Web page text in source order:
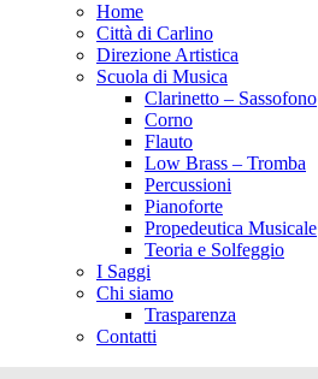
Home
Città di Carlino
Direzione Artistica
Scuola di Musica
Clarinetto – Sassofono
Corno
Flauto
Low Brass – Tromba
Percussioni
Pianoforte
Propedeutica Musicale
Teoria e Solfeggio
I Saggi
Chi siamo
Trasparenza
Contatti